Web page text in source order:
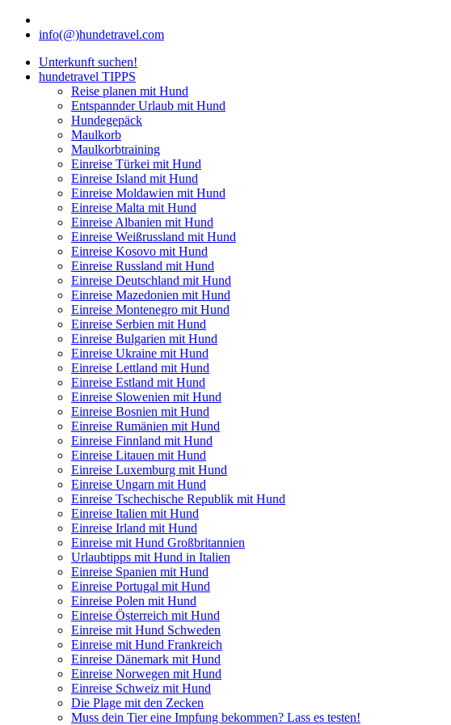
info(@)hundetravel.com
Unterkunft suchen!
hundetravel TIPPS
Reise planen mit Hund
Entspannder Urlaub mit Hund
Hundegepäck
Maulkorb
Maulkorbtraining
Einreise Türkei mit Hund
Einreise Island mit Hund
Einreise Moldawien mit Hund
Einreise Malta mit Hund
Einreise Albanien mit Hund
Einreise Weißrussland mit Hund
Einreise Kosovo mit Hund
Einreise Russland mit Hund
Einreise Deutschland mit Hund
Einreise Mazedonien mit Hund
Einreise Montenegro mit Hund
Einreise Serbien mit Hund
Einreise Bulgarien mit Hund
Einreise Ukraine mit Hund
Einreise Lettland mit Hund
Einreise Estland mit Hund
Einreise Slowenien mit Hund
Einreise Bosnien mit Hund
Einreise Rumänien mit Hund
Einreise Finnland mit Hund
Einreise Litauen mit Hund
Einreise Luxemburg mit Hund
Einreise Ungarn mit Hund
Einreise Tschechische Republik mit Hund
Einreise Italien mit Hund
Einreise Irland mit Hund
Einreise mit Hund Großbritannien
Urlaubtipps mit Hund in Italien
Einreise Spanien mit Hund
Einreise Portugal mit Hund
Einreise Polen mit Hund
Einreise Österreich mit Hund
Einreise mit Hund Schweden
Einreise mit Hund Frankreich
Einreise Dänemark mit Hund
Einreise Norwegen mit Hund
Einreise Schweiz mit Hund
Die Plage mit den Zecken
Muss dein Tier eine Impfung bekommen? Lass es testen!